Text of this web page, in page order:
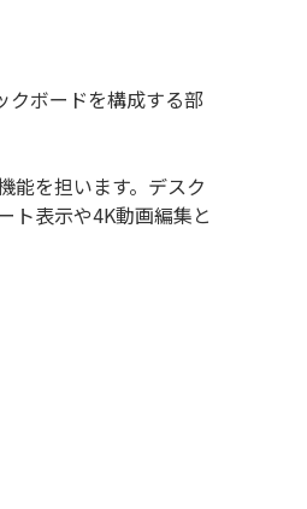
クボードを構成する部
能を担います。デスク
ト表示や4K動画編集と